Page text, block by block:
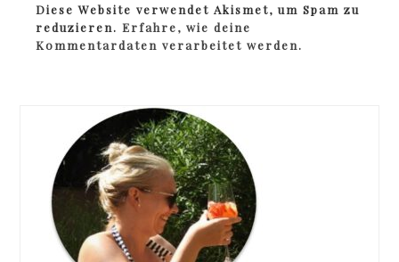
Diese Website verwendet Akismet, um Spam zu
reduzieren.Erfahre, wie deine
Kommentardaten verarbeitet werden.